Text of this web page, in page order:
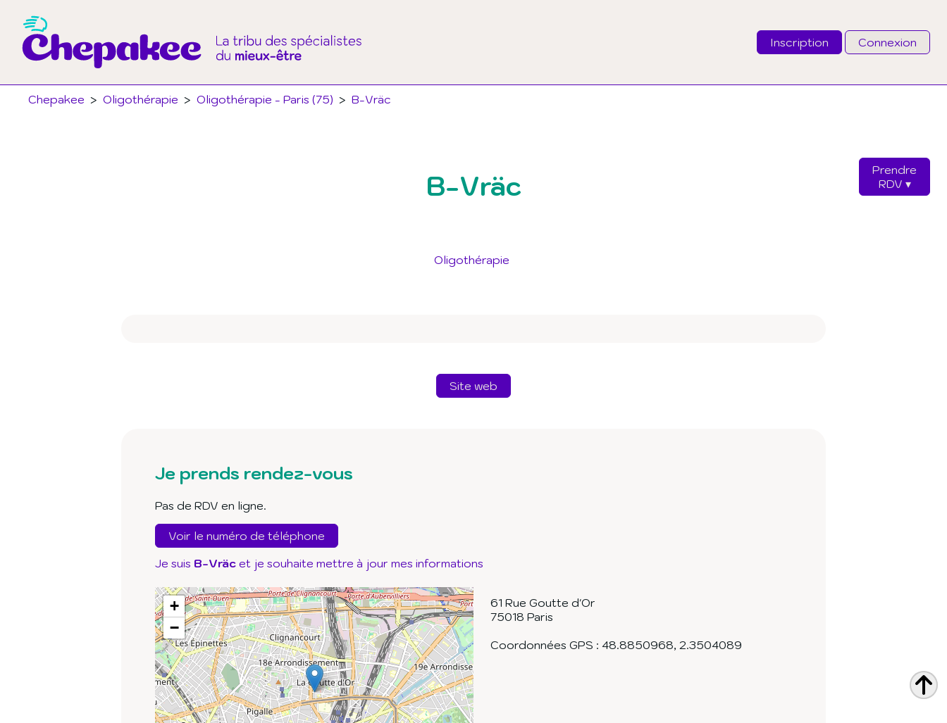
Inscription Connexion
Chepakee > Oligothérapie > Oligothérapie - Paris (75) > B-Vräc
Email
J'ai oublié mon mot de passe
B-Vräc
Oligothérapie
Site web
Je prends rendez-vous
Pas de RDV en ligne.
Voir le numéro de téléphone
Je suis B-Vräc et je souhaite mettre à jour mes informations
61 Rue Goutte d'Or
75018 Paris
Coordonnées GPS : 48.8850968, 2.3504089
+
−
Prendre
RDV